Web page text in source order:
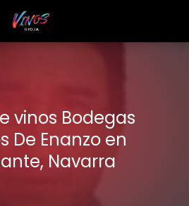
vinos Bodegas
De Enanzo en
Navarra